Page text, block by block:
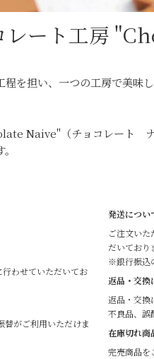
レート工房
程を担い、一つの工房で美
Naive"（チョコレート
わせていただいてお
がご利用いただけま
発送につい
ご注文い
だいており
※銀行振込
返品・交換
返品・交換
不良品、誤
在庫切れ商
完売商品を